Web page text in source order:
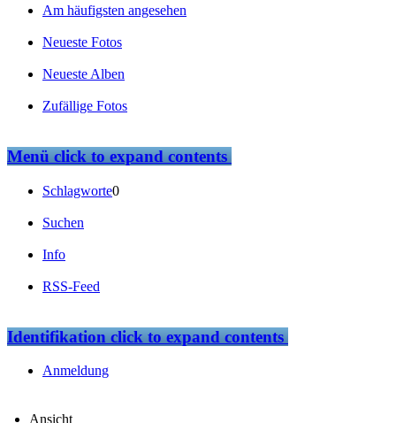
Am häufigsten angesehen
Neueste Fotos
Neueste Alben
Zufällige Fotos
Menüclick to expand contents
Schlagworte0
Suchen
Info
RSS-Feed
Identifikationclick to expand contents
Anmeldung
Ansicht